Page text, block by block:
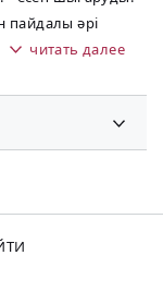
пайдалы әрі
читать далее